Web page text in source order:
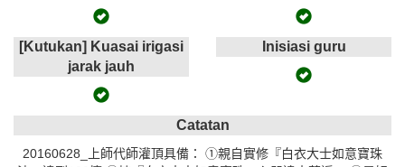
[Kutukan] Kuasai irigasi
jarak jauh
Inisiasi guru
Catatan
20160628_上師代師灌頂具備： ①親自實修『白衣大士如意寶珠